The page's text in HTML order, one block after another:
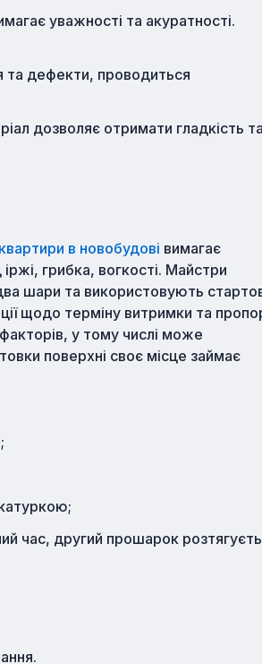
уважності та акуратності.
та дефекти, проводиться
дозволяє отримати гладкість та
в новобудові вимагає
грибка, вогкості. Майстри
шари та використовують
щодо терміну витримки та
у тому числі може
поверхні своє місце займає
час, другий прошарок